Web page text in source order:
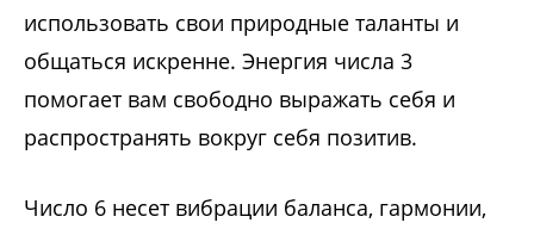
использовать свои природные таланты и
общаться искренне. Энергия числа 3
помогает вам свободно выражать себя и
распространять вокруг себя позитив.
Число 6 несет вибрации баланса, гармонии,